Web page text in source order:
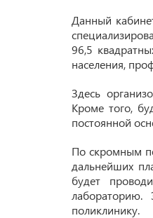
Данный
96,5
населения,
Здесь
Кроме того,
постоянной
По скромным
дальнейших
будет
поликлинику.